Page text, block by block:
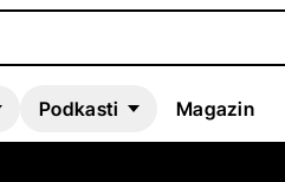
Podkasti Magazin